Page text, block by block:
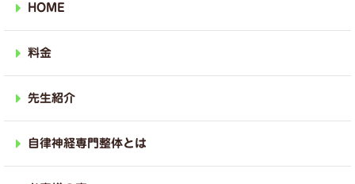
HOME
料金
先生紹介
自律神経専門整体とは